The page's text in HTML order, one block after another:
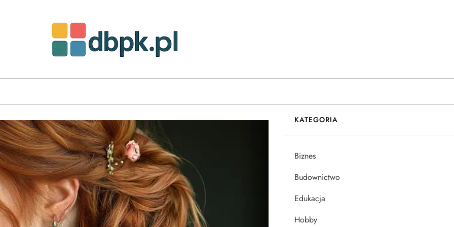
KATEGORIA
Biznes
Budownictwo
Edukacja
Hobby